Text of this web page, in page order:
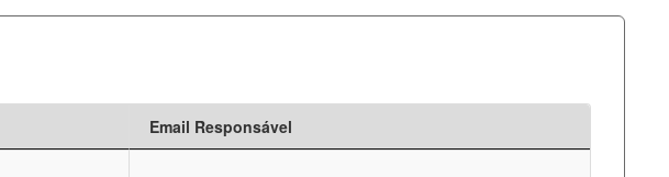
Email Responsável